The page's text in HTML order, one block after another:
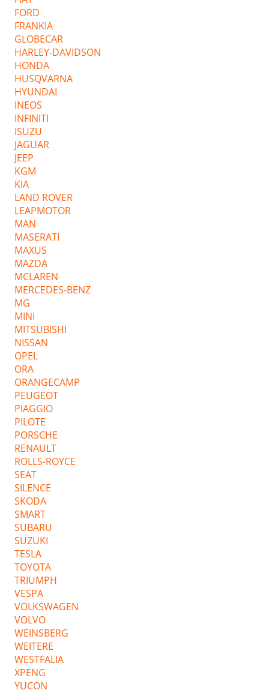
FORD
FRANKIA
GLOBECAR
HARLEY-DAVIDSON
HONDA
HUSQVARNA
HYUNDAI
INEOS
INFINITI
ISUZU
JAGUAR
JEEP
KGM
KIA
LAND ROVER
LEAPMOTOR
MAN
MASERATI
MAXUS
MAZDA
MCLAREN
MERCEDES-BENZ
MG
MINI
MITSUBISHI
NISSAN
OPEL
ORA
ORANGECAMP
PEUGEOT
PIAGGIO
PILOTE
PORSCHE
RENAULT
ROLLS-ROYCE
SEAT
SILENCE
SKODA
SMART
SUBARU
SUZUKI
TESLA
TOYOTA
TRIUMPH
VESPA
VOLKSWAGEN
VOLVO
WEINSBERG
WEITERE
WESTFALIA
XPENG
YUCON